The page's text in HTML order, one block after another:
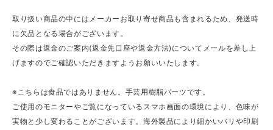
取り扱い商品の中にはメーカーお取り寄せ商品も含まれるため、発送時
に欠品となる場合がございます。
その際は返金のご案内(返金先口座や返金方法)についてメールを差し上
げますのでご確認いただきますようお願いいたします。
※こちらは食品ではありません。手芸用樹脂パーツです。
ご使用のモニターやご覧になっているスマホ画面の環境により、色味が
実物と少し変わることがございます。海外製品により細かいバリや印刷